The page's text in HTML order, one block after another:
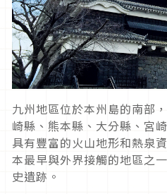
九州地區位於本州島的南部
崎縣、熊本縣、大分縣、宮
具有豐富的火山地形和熱泉
本最早與外界接觸的地區之
史遺跡。